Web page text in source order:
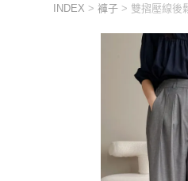
INDEX > 褲子 > 雙摺壓線後